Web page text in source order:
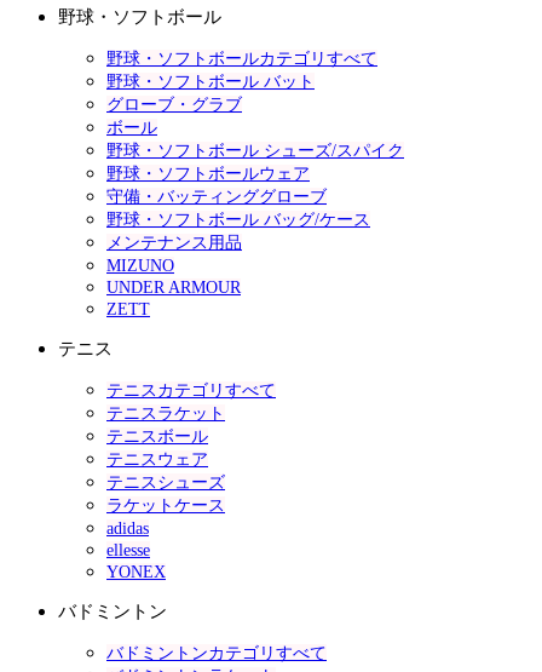
野球・ソフトボール
野球・ソフトボールカテゴリすべて
野球・ソフトボール バット
グローブ・グラブ
ボール
野球・ソフトボール シューズ/スパイク
野球・ソフトボールウェア
守備・バッティンググローブ
野球・ソフトボール バッグ/ケース
メンテナンス用品
MIZUNO
UNDER ARMOUR
ZETT
テニス
テニスカテゴリすべて
テニスラケット
テニスボール
テニスウェア
テニスシューズ
ラケットケース
adidas
ellesse
YONEX
バドミントン
バドミントンカテゴリすべて